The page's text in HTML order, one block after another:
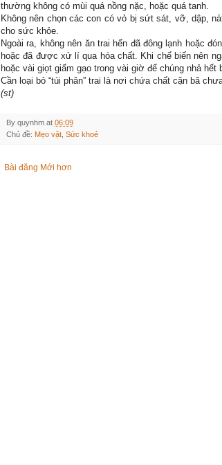
thường không có mùi quá nồng nặc, hoặc quá tanh.
Không nên chọn các con có vỏ bị sứt sát, vỡ, dập,
cho sức khỏe.
Ngoài ra, không nên ăn trai hến đã đông lạnh hoặc
hoặc đã được xử lí qua hóa chất. Khi chế biến nên
hoặc vài giọt giấm gạo trong vài giờ để chúng nhả hết
Cần loại bỏ “túi phân” trai là nơi chứa chất cặn bã
(st)
By quynhm at 06:09
Chủ đề: Mẹo vặt Sức khoẻ
Bài đăng Mới hơn